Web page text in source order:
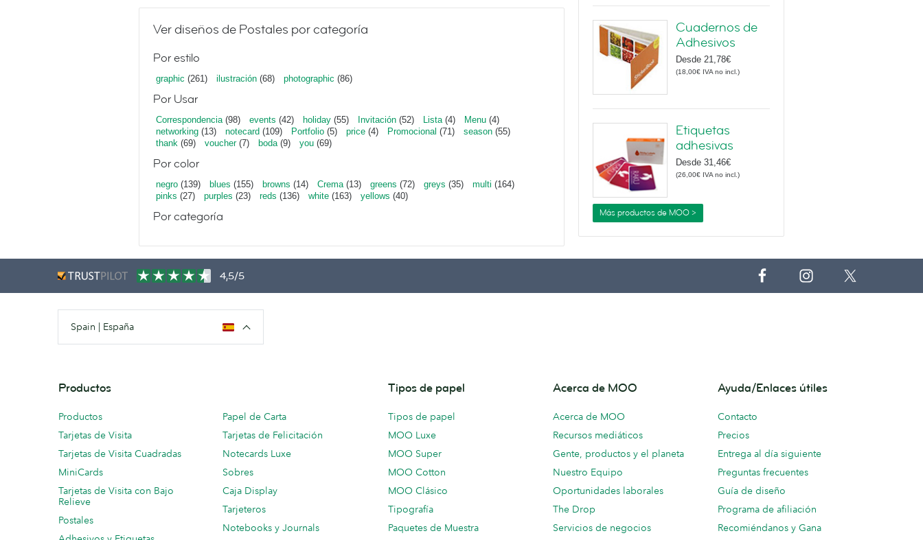
Ver diseños de Postales por categoría
Por estilo
graphic (261) ilustración (68) photographic (86)
Por Usar
Correspondencia(98) events (42) holiday (55) Invitación (52) Lista(4) Menu (4)
networking (13) notecard (109) Portfolio (5) price (4) Promocional (71) season (55)
thank (69) voucher(7) boda(9) you (69)
Por color
negro (139) blues (155) browns (14) Crema(13) greens (72) greys (35) multi (164)
pinks (27) purples (23) reds (136) white (163) yellows (40)
Por categoría
Cuadernos de
Adhesivos
Desde 21,78€
(18,00€ IVA no incl. )
Etiquetas
adhesivas
Desde 31,46€
(26,00€ IVA no incl. )
Más productos de MOO >
4,5/5
Spain | España
Productos
Productos
Tarjetas de Visita
Tarjetas de Visita Cuadradas
MiniCards
Tarjetas de Visita con Bajo
Relieve
Postales
Papel de Carta
Tarjetas de Felicitación
Notecards Luxe
Sobres
Caja Display
Tarjeteros
Notebooks y Journals
Tipos de papel
Tipos de papel
MOO Luxe
MOO Super
MOO Cotton
MOO Clásico
Tipografía
Paquetes de Muestra
Acerca de MOO
Acerca de MOO
Recursos mediáticos
Gente, productos y el planeta
Nuestro Equipo
Oportunidades laborales
The Drop
Servicios de negocios
Ayuda/Enlaces útiles
Contacto
Precios
Entrega al día siguiente
Preguntas frecuentes
Guía de diseño
Programa de afiliación
Recomiéndanos y Gana